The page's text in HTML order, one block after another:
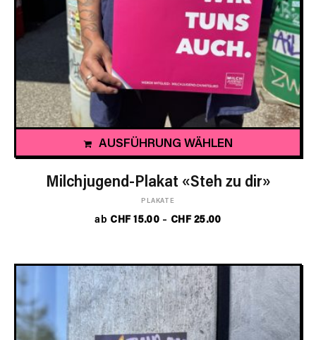
AUSFÜHRUNG WÄHLEN
Dieses
Produkt
Optionen
können
auf
der
Produktseite
Milchjugend-Plakat «Steh zu dir»
PLAKATE
ab CHF15.00 – CHF25.00Preisspanne:
CHF 25.00